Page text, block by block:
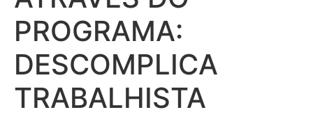
PROGRAMA:
DESCOMPLICA
TRABALHISTA